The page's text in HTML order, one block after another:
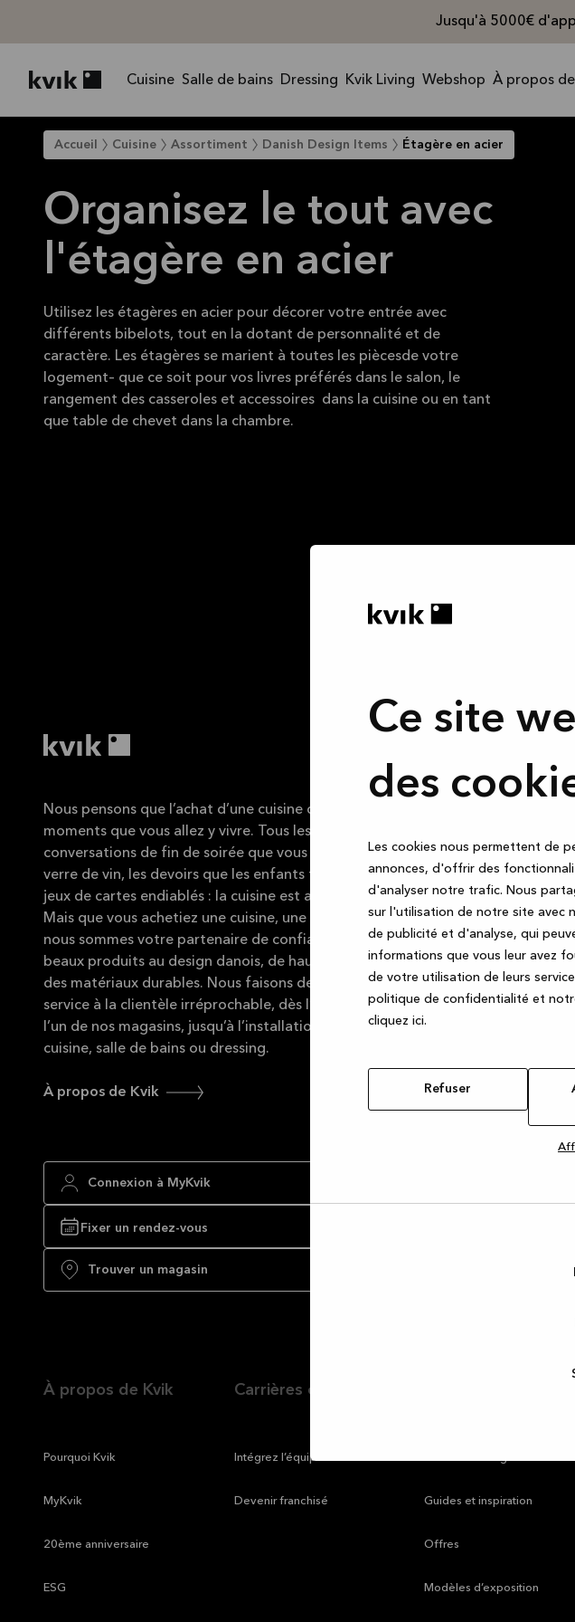
Ce site
des
Les cookies nous permettent de
annonces, d'offrir des
d'analyser notre trafic. Nous
sur l'utilisation de notre site avec
de publicité et d'analyse, qui
informations que vous leur avez
de votre utilisation de leurs
politique de confidentialité et
cliquez ici.
Refuser
Jusqu'à 5000€
Cuisine Salle de bains Dressing Kvik Living Webshop À propos
Accueil Cuisine Assortiment Danish Design Items Étagère en acier
Organisez le tout avec
l'étagère en acier
Utilisez les étagères en acier pour décorer votre entrée avec
différents bibelots, tout en la dotant de personnalité et de
caractère. Les étagères se marient à toutes les piècesde votre
logement– que ce soit pour vos livres préférés dans le salon, le
rangement des casseroles et accessoires dans la cuisine ou en tant
que table de chevet dans la chambre.
Nous pensons que l’achat d’une cuisine doit être aussi plaisant que les
moments que vous allez y vivre. Tous les repas que vous y préparez, les
conversations de fin de soirée que vous avez avec des amis autour d’un
verre de vin, les devoirs que les enfants font sur le coin de la table, les
jeux de cartes endiablés : la cuisine est au cœur de la vie de famille.
Mais que vous achetiez une cuisine, une salle de bains ou un dressing,
nous sommes votre partenaire de confiance pour vous fournir de
beaux produits au design danois, de haute qualité et fabriqués avec
des matériaux durables. Nous faisons de notre mieux pour fournir un
service à la clientèle irréprochable, dès l’instant où vous entrez dans
l’un de nos magasins, jusqu’à l’installation complète de votre nouvelle
cuisine, salle de bains ou dressing.
À propos de Kvik
Connexion à MyKvik
Fixer un rendez-vous
Trouver un magasin
À propos de Kvik
Pourquoi Kvik
MyKvik
20ème anniversaire
ESG
Carrières chez Kvik
Intégrez l’équipe Kvik
Devenir franchisé —Guides et inspiration
—Offres
Modèles d’exposition